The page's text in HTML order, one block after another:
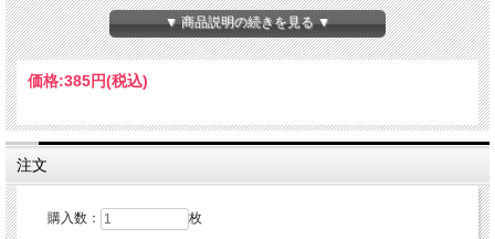
▼ 商品説明の続きを見る ▼
価格:385円(税込)
注文
購入数： 枚